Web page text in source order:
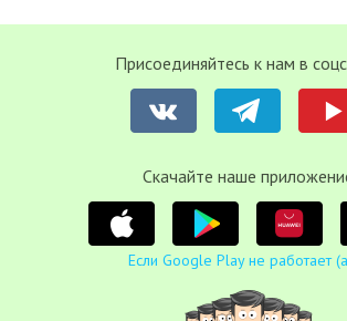
Присоединяйтесь к нам в
Cкачайте наше
Если Google Play не работает